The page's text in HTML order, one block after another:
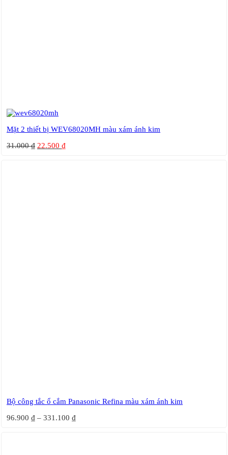
Mặt 2 thiết bị WEV68020MH màu xám ánh kim
31.000₫ 22.500 ₫
Bộ công tắc ổ cắm Panasonic Refina màu xám ánh kim
96.900 ₫ – 331.100 ₫